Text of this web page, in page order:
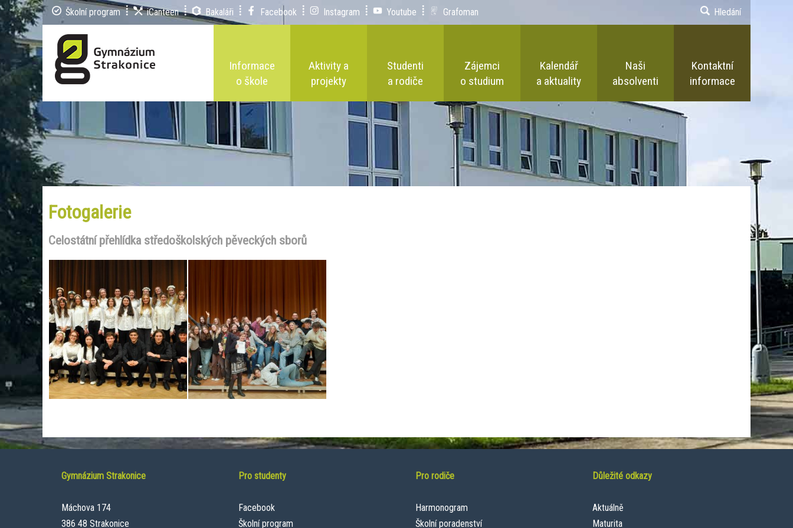
Školní program iCanteen Bakaláři Facebook Instagram Youtube Grafoman Hledání
Informace
o škole
Aktivity a
projekty
Studenti
a rodiče
Zájemci
o studium
Kalendář
a aktuality
Naši
absolventi
Kontaktní
informace
Fotogalerie
Celostátní přehlídka středoškolských pěveckých sborů
Gymnázium Strakonice
Máchova 174
386 48 Strakonice
Pro studenty
Facebook
Školní program
Pro rodiče
Harmonogram
Školní poradenství
Důležité odkazy
Aktuálně
Maturita